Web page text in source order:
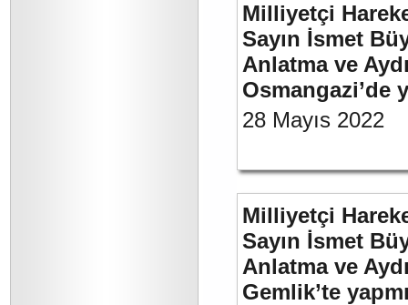
Milliyetçi
Sayın İsmet
Anlatma ve
Osmangazi’de
28 Mayıs 2022
Milliyetçi
Sayın İsmet
Anlatma ve
Gemlik’te